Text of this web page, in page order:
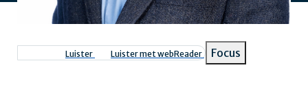
Luister Luister met webReader Focus